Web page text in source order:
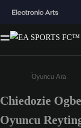
Enter a
Chiedozie
Oyuncu